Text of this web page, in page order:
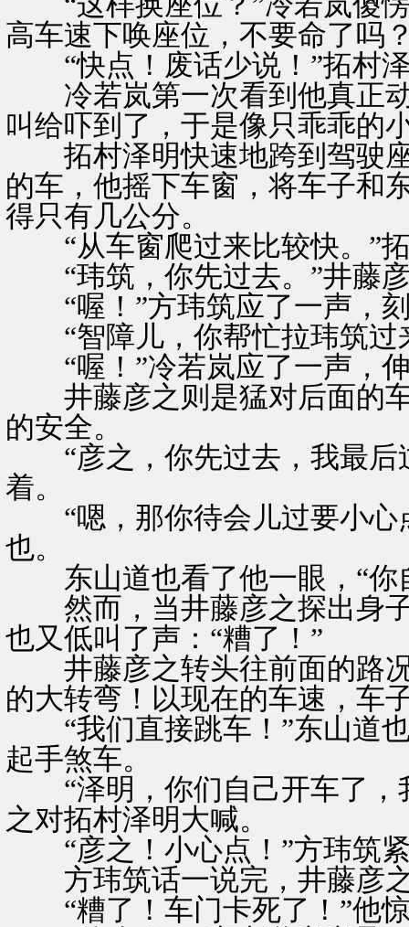
高车速下唤座位，不要命了吗
“快点！废话少说！”拓村
冷若岚第一次看到他真正动
叫给吓到了，于是像只乖乖的
拓村泽明快速地跨到驾驶座
的车，他摇下车窗，将车子和
得只有几公分。
“从车窗爬过来比较快。”拓
“玮筑，你先过去。”井藤彦
“喔！”方玮筑应了一声，刻
“智障儿，你帮忙拉玮筑过
“喔！”冷若岚应了一声，伸
井藤彦之则是猛对后面的车
的安全。
“彦之，你先过去，我最后
着。
“嗯，那你待会儿过要小心
也。
东山道也看了他一眼，“你
然而，当井藤彦之探出身子
也又低叫了声：“糟了！”
井藤彦之转头往前面的路况
的大转弯！以现在的车速，车
“我们直接跳车！”东山道也
起手煞车。
“泽明，你们自己开车了，
之对拓村泽明大喊。
“彦之！小心点！”方玮筑
方玮筑话一说完，井藤彦
“糟了！车门卡死了！”他